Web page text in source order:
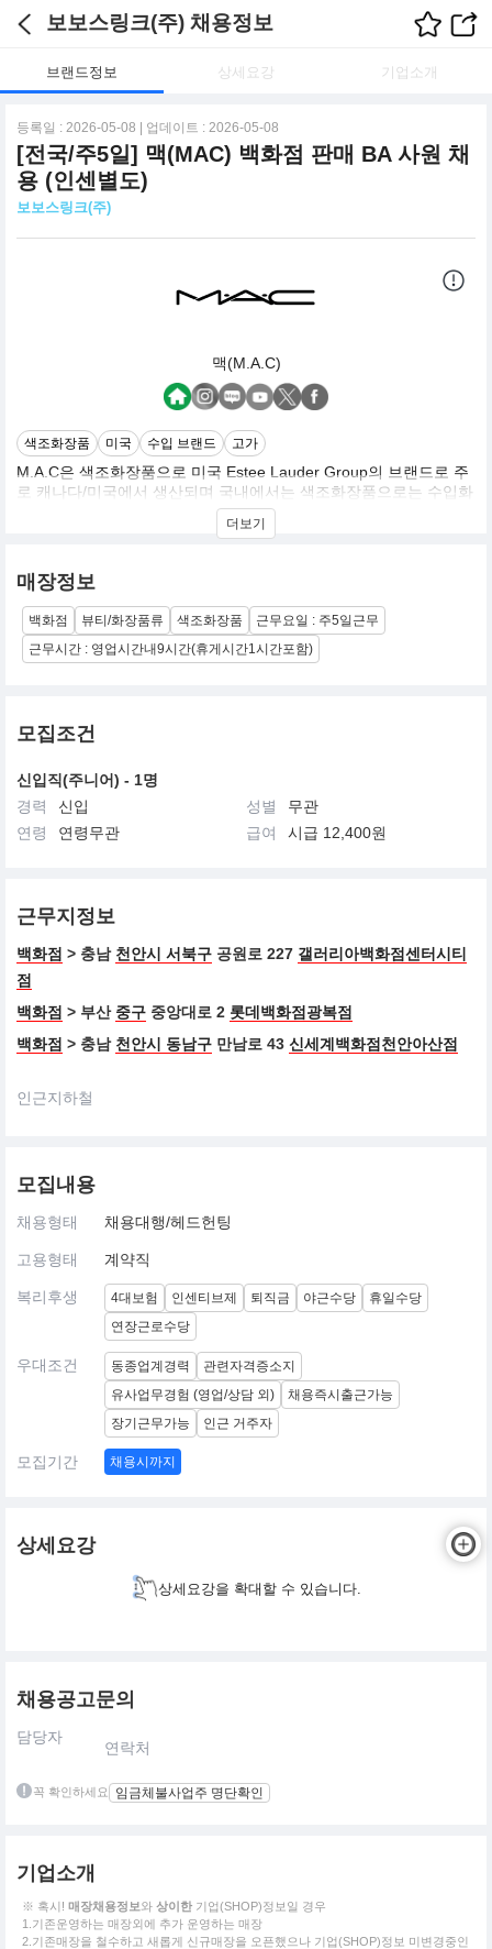
보보스링크(주) 채용정보
브랜드정보 상세요강 기업소개
등록일 : 2026-05-08 | 업데이트 : 2026-05-08
[전국/주5일] 맥(MAC) 백화점 판매 BA 사원 채
용 (인센별도)
보보스링크(주)
맥(M.A.C)
색조화장품 미국 수입 브랜드 고가
M.A.C은 색조화장품으로 미국 Estee Lauder Group의 브랜드로 주
로 캐나다/미국에서 생산되며 국내에서는 색조화장품으로는 수입화
장품에도 불구하고 다소 저렴한 가격대와 뛰어난 색상, 품질로 한국
내에서의 시장규모가 커진 브랜드. 연예인 코디를 많이 하시는 분들
더보기
매장정보
백화점 뷰티/화장품류 색조화장품
근무요일 : 주5일근무
근무시간 : 영업시간내9시간(휴게시간1시간포함)
모집조건
신입직(주니어) - 1명
경력
신입 성별
무관
연령
연령무관 급여 시급 12,400원
근무지정보
백화점 > 충남 천안시 서북구 공원로 227 갤러리아백화점센터시티
점
백화점 > 부산 중구 중앙대로 2 롯데백화점광복점
백화점 > 충남 천안시 동남구 만남로 43 신세계백화점천안아산점
인근지하철
모집내용
채용형태 채용대행/헤드헌팅
고용형태 계약직
복리후생 4대보험 인센티브제 퇴직금 야근수당
휴일수당
연장근로수당
우대조건 동종업계경력
관련자격증소지
유사업무경험 (영업/상담 외)
채용즉시출근가능
장기근무가능
인근 거주자
모집기간 채용시까지
상세요강
상세요강을 확대할 수 있습니다.
채용공고문의
담당자
연락처
꼭 확인하세요 임금체불사업주 명단확인
기업소개
※ 혹시! 매장채용정보와 상이한 기업(SHOP)정보일 경우
1.기존운영하는 매장외에 추가 운영하는 매장
2.기존매장을 철수하고 새롭게 신규매장을 오픈했으나 기업(SHOP)정보 미변경중인